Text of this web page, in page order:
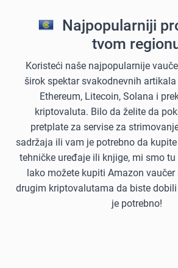
Najpopularniji
tvom
Koristeći naše najpopularnije
širok spektar svakodnevnih
Ethereum, Litecoin, Solana i
kriptovaluta. Bilo da želite da
pretplate za servise za
sadržaja ili vam je potrebno da
tehničke uređaje ili knjige, mi smo tu
lako možete kupiti Amazon
drugim kriptovalutama da biste
je potrebno!